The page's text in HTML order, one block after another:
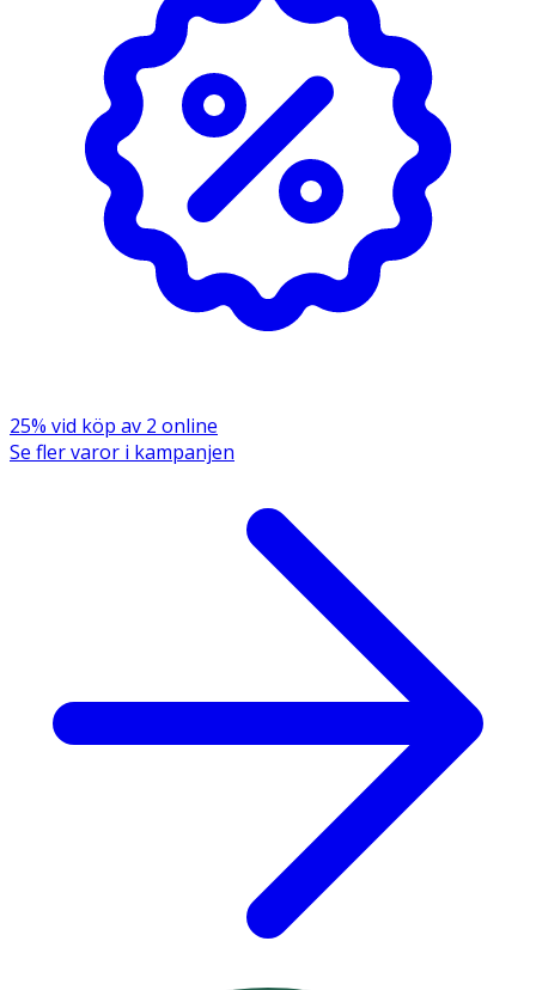
Aqua Cocamidopropyl Betaine Sodium Lauroyl Methyl
Isethionate Disodium Laureth Sulfosuccinate Sodium
Lauryl Sulfoacetate Glycol Distearate Aloe Barbadensis
Leaf Extract Crambe Abyssinica Seed Oil Glycerin Guar
Hydroxypropyltrimonium Chloride PEG-150
Pentaerythrityl Tetrastearate PPG-2 Hydroxyethyl
Cocamide Lactic Acid Citric Acid Dehydroacetic Acid
Sodium Benzoate Potassium Sorbate Benzoic Acid Benzyl
Salicylate Linalool Hexyl Cinnamal Geraniol Citronellol
Phenoxyethanol Parfum
25% vid köp av 2 online
Se fler varor i kampanjen